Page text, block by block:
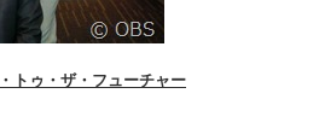
トゥ・ザ・フューチャー